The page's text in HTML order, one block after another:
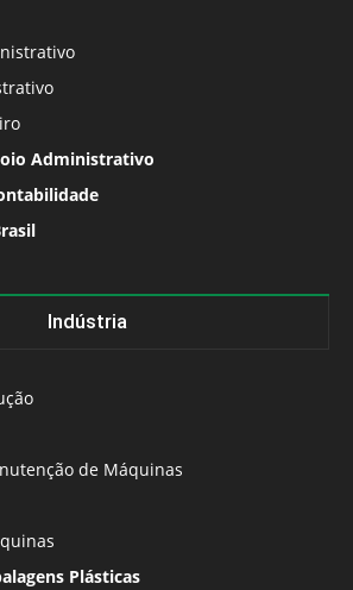
Administrativo
Indústria
de Máquinas
Plásticas